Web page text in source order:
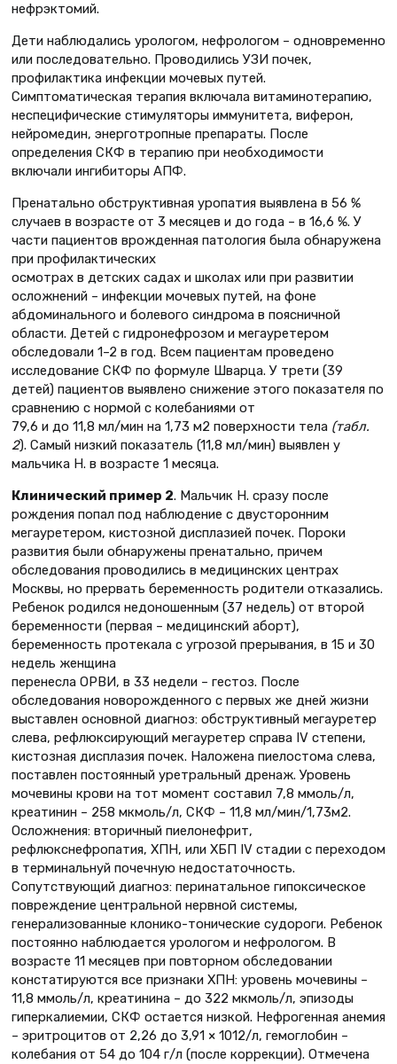
нефрэктомий.
Дети наблюдались урологом, нефрологом – одновременно
или последовательно. Проводились УЗИ почек,
профилактика инфекции мочевых путей.
Симптоматическая терапия включала витаминотерапию,
неспецифические стимуляторы иммунитета, виферон,
нейромедин, энерготропные препараты. После
определения СКФ в терапию при необходимости
включали ингибиторы АПФ.
Пренатально обструктивная уропатия выявлена в 56 %
случаев в возрасте от 3 месяцев и до года – в 16,6 %. У
части пациентов врожденная патология была обнаружена
при профилактических
осмотрах в детских садах и школах или при развитии
осложнений – инфекции мочевых путей, на фоне
абдоминального и болевого синдрома в поясничной
области. Детей с гидронефрозом и мегауретером
обследовали 1–2 в год. Всем пациентам проведено
исследование СКФ по формуле Шварца. У трети (39
детей) пациентов выявлено снижение этого показателя по
сравнению с нормой с колебаниями от
79,6 и до 11,8 мл/мин на 1,73 м2 поверхности тела (табл.
2). Самый низкий показатель (11,8 мл/мин) выявлен у
мальчика Н. в возрасте 1 месяца.
Клинический пример 2. Мальчик Н. сразу после
рождения попал под наблюдение с двусторонним
мегауретером, кистозной дисплазией почек. Пороки
развития были обнаружены пренатально, причем
обследования проводились в медицинских центрах
Москвы, но прервать беременность родители отказались.
Ребенок родился недоношенным (37 недель) от второй
беременности (первая – медицинский аборт),
беременность протекала с угрозой прерывания, в 15 и 30
недель женщина
перенесла ОРВИ, в 33 недели – гестоз. После
обследования новорожденного с первых же дней жизни
выставлен основной диагноз: обструктивный мегауретер
слева, рефлюксирующий мегауретер справа IV степени,
кистозная дисплазия почек. Наложена пиелостома слева,
поставлен постоянный уретральный дренаж. Уровень
мочевины крови на тот момент составил 7,8 ммоль/л,
креатинин – 258 мкмоль/л, СКФ – 11,8 мл/мин/1,73м2.
Осложнения: вторичный пиелонефрит,
рефлюкснефропатия, ХПН, или ХБП IV стадии с переходом
в терминальнуй почечную недостаточность.
Сопутствующий диагноз: перинатальное гипоксическое
повреждение центральной нервной системы,
генерализованные клонико-тонические судороги. Ребенок
постоянно наблюдается урологом и нефрологом. В
возрасте 11 месяцев при повторном обследовании
констатируются все признаки ХПН: уровень мочевины –
11,8 ммоль/л, креатинина – до 322 мкмоль/л, эпизоды
гиперкалиемии, СКФ остается низкой. Нефрогенная анемия
– эритроцитов от 2,26 до 3,91 × 1012/л, гемоглобин –
колебания от 54 до 104 г/л (после коррекции). Отмечена